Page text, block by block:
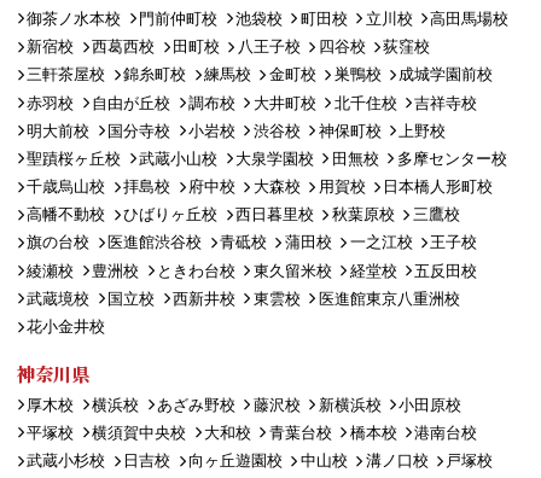
御茶ノ水本校 門前仲町校 池袋校 町田校 立川校
高田馬場校
新宿校
西葛西校 田町校 八王子校 四谷校
荻窪校
三軒茶屋校
錦糸町校 練馬校 金町校 巣鴨校
成城学園前校
赤羽校
自由が丘校 調布校 大井町校 北千住校
吉祥寺校
明大前校
国分寺校 小岩校 渋谷校 神保町校
上野校
聖蹟桜ヶ丘校
武蔵小山校 大泉学園校 田無校
多摩センター校
千歳烏山校
拝島校 府中校 大森校 用賀校
日本橋人形町校
高幡不動校
ひばりヶ丘校 西日暮里校 秋葉原校
三鷹校
旗の台校
医進館渋谷校 青砥校 蒲田校 一之江校
王子校
綾瀬校
豊洲校 ときわ台校 東久留米校 経堂校
五反田校
武蔵境校
国立校 西新井校 東雲校
医進館東京八重洲校
花小金井校
神奈川県
厚木校 横浜校 あざみ野校 藤沢校 新横浜校
小田原校
平塚校
横須賀中央校 大和校 青葉台校 橋本校
港南台校
武蔵小杉校
日吉校 向ヶ丘遊園校 中山校 溝ノ口校
戸塚校